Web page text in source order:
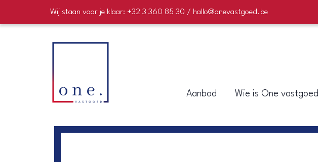
Wij staan voor je klaar: +32 3 360 85 30 / hallo@onevastgoed.be
Aanbod Wie is One vastgoed